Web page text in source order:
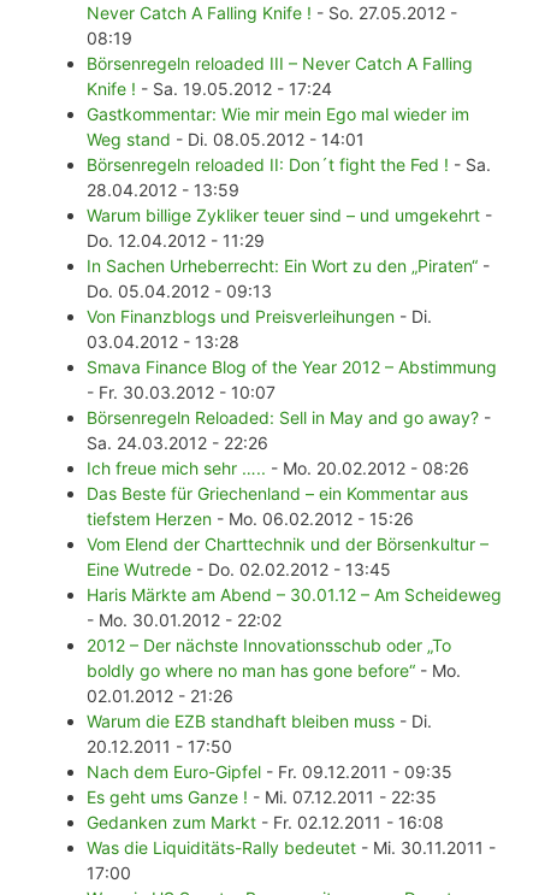
Never Catch A Falling Knife ! - So. 27.05.2012 -
08:19
Börsenregeln reloaded III – Never Catch A Falling
Knife ! - Sa. 19.05.2012 - 17:24
Gastkommentar: Wie mir mein Ego mal wieder im
Weg stand - Di. 08.05.2012 - 14:01
Börsenregeln reloaded II: Don´t fight the Fed ! - Sa.
28.04.2012 - 13:59
Warum billige Zykliker teuer sind – und umgekehrt -
Do. 12.04.2012 - 11:29
In Sachen Urheberrecht: Ein Wort zu den „Piraten“ -
Do. 05.04.2012 - 09:13
Von Finanzblogs und Preisverleihungen - Di.
03.04.2012 - 13:28
Smava Finance Blog of the Year 2012 – Abstimmung
- Fr. 30.03.2012 - 10:07
Börsenregeln Reloaded: Sell in May and go away? -
Sa. 24.03.2012 - 22:26
Ich freue mich sehr ….. - Mo. 20.02.2012 - 08:26
Das Beste für Griechenland – ein Kommentar aus
tiefstem Herzen - Mo. 06.02.2012 - 15:26
Vom Elend der Charttechnik und der Börsenkultur –
Eine Wutrede - Do. 02.02.2012 - 13:45
Haris Märkte am Abend – 30.01.12 – Am Scheideweg
- Mo. 30.01.2012 - 22:02
2012 – Der nächste Innovationsschub oder „To
boldly go where no man has gone before“ - Mo.
02.01.2012 - 21:26
Warum die EZB standhaft bleiben muss - Di.
20.12.2011 - 17:50
Nach dem Euro-Gipfel - Fr. 09.12.2011 - 09:35
Es geht ums Ganze ! - Mi. 07.12.2011 - 22:35
Gedanken zum Markt - Fr. 02.12.2011 - 16:08
Was die Liquiditäts-Rally bedeutet - Mi. 30.11.2011 -
17:00